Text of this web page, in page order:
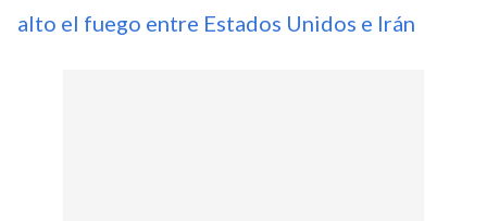
alto el fuego entre Estados Unidos e Irán